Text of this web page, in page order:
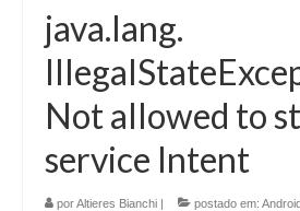
java.lang.
Not allowed to
service Intent
porAltieres Bianchi | postado em: